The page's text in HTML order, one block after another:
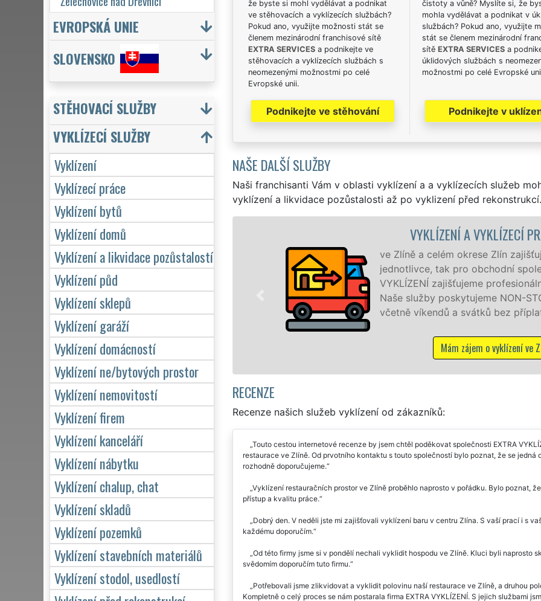
že byste si mohl vydělávat a podnikat
ve stěhovacích a vyklízecích službách?
Pokud ano, využijte možnosti stát se
členem mezinárodní franchisové sítě
EXTRA SERVICESa podnikejte ve
stěhovacích a vyklízecích službách s
neomezenými možnostmi po celé
Evropské unii.
Podnikejte ve stěhování
čistoty a vůně? Myslíte si, že
mohla vydělávat a podnikat v
službách? Pokud ano, využijte
stát se členem mezinárodní
sítě EXTRA SERVICESa
úklidových službách s
možnostmi po celé Evropské
Podnikejte v
NAŠE DALŠÍ SLUŽBY
Naši franchisanti Vám v oblasti vyklízení a a vyklízecích služeb
vyklízení a likvidace pozůstalosti až po vyklizení před rekonstrukcí.
VYKLÍZENÍ A VYKLÍZECÍ PRÁCE ZLÍN
ve Zlíně a celém okrese Zlín zajišťujeme služby vyklízení, a to jak
jednotlivce, tak pro obchodní společnosti. Pod značkou sítě
VYKLÍZENÍ zajišťujeme profesionální a kvalitní servis se zárukou
Naše služby poskytujeme NON-STOP 24 hodin denně, 7 dní v
včetně víkendů a svátků bez příplatků.
RECENZE
Recenze našich služeb vyklízení od zákazníků:
Touto cestou internetové recenze by jsem chtěl poděkovat společnosti EXTRA
restaurace ve Zlíně. Od prvotního kontaktu s touto společností bylo poznat, že se
rozhodně doporučujeme.
Vyklízení restauračních prostor ve Zlíně proběhlo naprosto v pořádku. Bylo poznat,
přístup a kvalitu práce.
Dobrý den. V neděli jste mi zajišťovali vyklízení baru v centru Zlína. S vaší prací i s
každému doporučím.
Od této firmy jsme si v pondělí nechali vyklidit hospodu ve Zlíně. Kluci byli naprosto
svědomím doporučím tuto firmu.
Potřebovali jsme zlikvidovat a vyklidit polovinu naší restaurace ve Zlíně, a druhou
Kompletně o celý proces se nám postarala firma EXTRA VYKLÍZENÍ. S jejich službami
EVROPSKÁ UNIE
SLOVENSKO
STĚHOVACÍ SLUŽBY
VYKLÍZECÍ SLUŽBY
Vyklízení
Vyklízecí práce
Vyklízení bytů
Vyklízení domů
Vyklízení a likvidace pozůstalostí
Vyklízení půd
Vyklízení sklepů
Vyklízení garáží
Vyklízení domácností
Vyklízení ne/bytových prostor
Vyklízení nemovitostí
Vyklízení firem
Vyklízení kanceláří
Vyklízení nábytku
Vyklízení chalup, chat
Vyklízení skladů
Vyklízení pozemků
Vyklízení stavebních materiálů
Vyklízení stodol, usedlostí